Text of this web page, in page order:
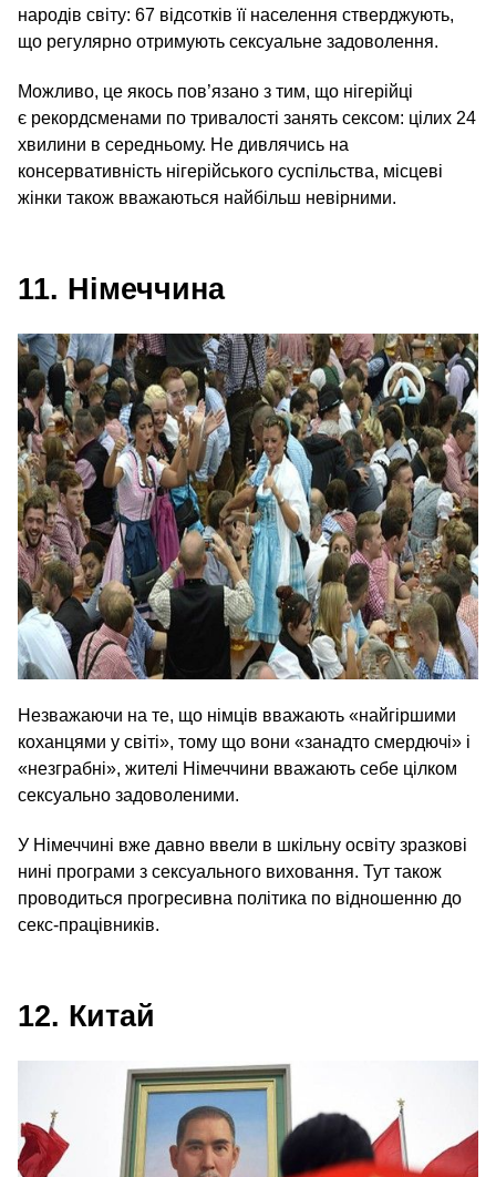
народів світу: 67 відсотків її населення стверджують,
що регулярно отримують сексуальне задоволення.
Можливо, це якось пов’язано з тим, що нігерійці
є рекордсменами по тривалості занять сексом: цілих 24
хвилини в середньому. Не дивлячись на
консервативність нігерійського суспільства, місцеві
жінки також вважаються найбільш невірними.
11. Німеччина
Незважаючи на те, що німців вважають «найгіршими
коханцями у світі», тому що вони «занадто смердючі» і
«незграбні», жителі Німеччини вважають себе цілком
сексуально задоволеними.
У Німеччині вже давно ввели в шкільну освіту зразкові
нині програми з сексуального виховання. Тут також
проводиться прогресивна політика по відношенню до
секс-працівників.
12. Китай